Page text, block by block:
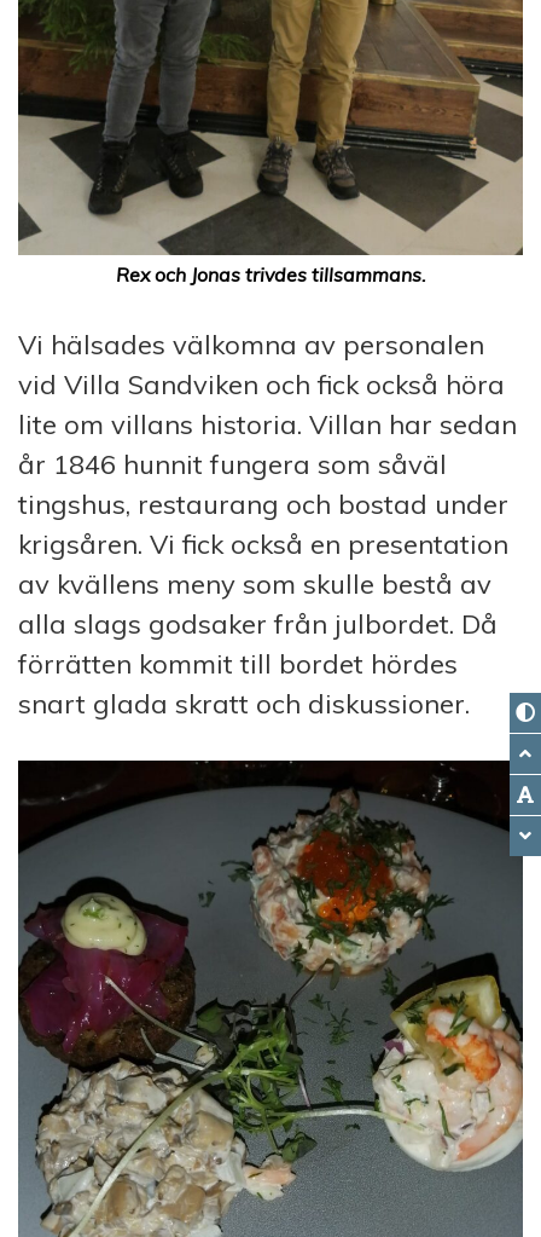
Rex och Jonas trivdes tillsammans.
Vi hälsades välkomna av personalen
vid Villa Sandviken och fick också höra
lite om villans historia. Villan har sedan
år 1846 hunnit fungera som såväl
tingshus, restaurang och bostad under
krigsåren. Vi fick också en presentation
av kvällens meny som skulle bestå av
alla slags godsaker från julbordet. Då
förrätten kommit till bordet hördes
snart glada skratt och diskussioner.